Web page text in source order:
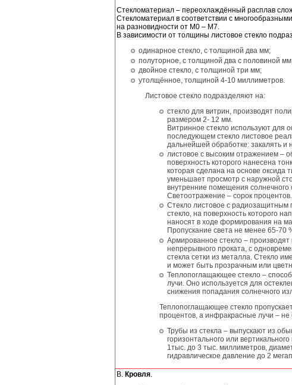
Стекломатериал – переохлаждённый расплав
Стекломатериал в соответствии с
на разновидности от М0 – М7.
В зависимости от толщины листовое стекло
одинарное стекло, с толщиной два мм;
полуторное, с толщиной два с половиной
двойное стекло, с толщиной три мм;
утолщённое, толщиной 4-10 миллиметров.
Листовое стекло подразделяют на:
стекло для витрин, производят
размером 2- 12 мм.
Витринное стекло используют
последующем стекло листовое
дальнейшей обработке: закалять и
листовое с высоким отражением –
поверхность которого нанесена
которая сделана на основе оксида
уменьшает просмотр с наружной
внутренние помещения солнечного
Светоотражение – сорок процентов.
Cтекло листовое с радиозащитным
стекло, на поверхность которого
наносят в ходе формирования на
Пропускание света не менее 65-70
Армированное стекло –
непрерывного проката, с
стекла сетки из металла. Стекло
и может быть прозрачным или
Теплопоглащающее стекло –
лучи. Оно используется для
снижения попадания солнечного
Теплопоглащающее стекло
процентов, а инфракрасные лучи – не
Трубы из стекла – выпускают из
горизонтального или
1тыс. до 3 тыс. миллиметров,
гидравлическое давление до 2
В. Кровля.